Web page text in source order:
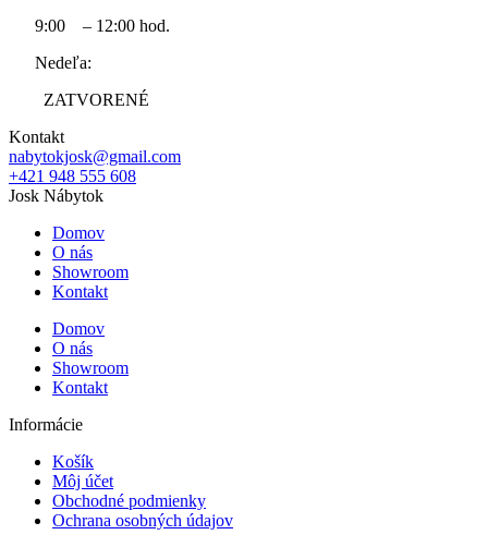
9:00 – 12:00 hod.
Nedeľa:
ZATVORENÉ
Kontakt
nabytokjosk@gmail.com
+421 948 555 608
Josk Nábytok
Domov
O nás
Showroom
Kontakt
Domov
O nás
Showroom
Kontakt
Informácie
Košík
Môj účet
Obchodné podmienky
Ochrana osobných údajov